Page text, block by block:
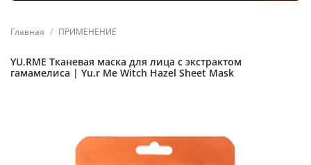
Главная ПРИМЕНЕНИЕ
YU.RME Тканевая маска для лица с экстрактом
гамамелиса | Yu.r Me Witch Hazel Sheet Mask